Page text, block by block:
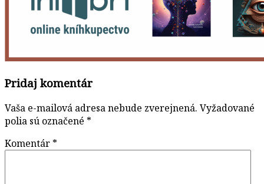
Pridaj komentár
Vaša e-mailová adresa nebude zverejnená. Vyžadované
polia sú označené *
Komentár *